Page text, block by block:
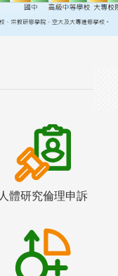
人體研究倫理申訴